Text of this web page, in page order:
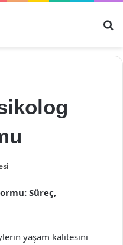
Süreç,
yaşam kalitesini